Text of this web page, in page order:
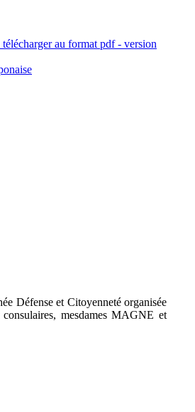
au format pdf - version
Défense et Citoyenneté organisée
mesdames MAGNE et